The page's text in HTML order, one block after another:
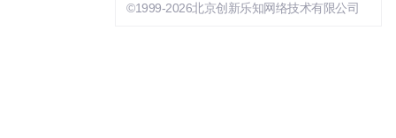
©1999-2026北京创新乐知网络技术有限公司